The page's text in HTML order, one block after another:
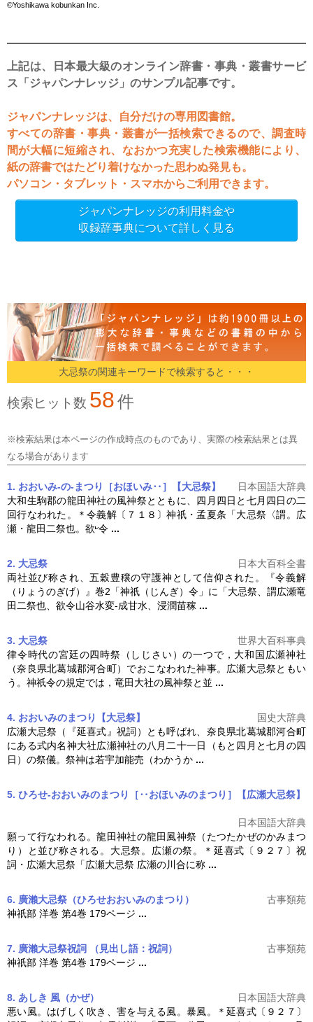
©Yoshikawa kobunkan Inc.
上記は、日本最大級のオンライン辞書・事典・叢書サービ
ス「ジャパンナレッジ」のサンプル記事です。
ジャパンナレッジは、自分だけの専用図書館。
すべての辞書・事典・叢書が一括検索できるので、調査時
間が大幅に短縮され、なおかつ充実した検索機能により、
紙の辞書ではたどり着けなかった思わぬ発見も。
パソコン・タブレット・スマホからご利用できます。
ジャパンナレッジの利用料金や
収録辞事典について詳しく見る
大忌祭の関連キーワードで検索すると・・・
検索ヒット数 58件
※検索結果は本ページの作成時点のものであり、実際の検索結果とは異
なる場合があります
1. おおいみ‐の‐まつり［おほいみ‥］【大忌祭】
日本国語大辞典
大和生駒郡の龍田神社の風神祭とともに、四月四日と七月四日の二
回行なわれた。＊令義解〔７１８〕神祇・孟夏条「大忌祭 〈謂。広
瀬・龍田二祭也。欲 令 ...
2. 大忌祭
日本大百科全書
両社並び称され、五穀豊穣の守護神として信仰された。『令義解
（りょうのぎげ）』巻2「神祇（じんぎ）令」に「大忌祭 、謂広瀬竜
田二祭也、欲令山谷水変‐成甘水、浸潤苗稼 ...
3. 大忌祭
世界大百科事典
律令時代の宮廷の四時祭（しじさい）の一つで，大和国広瀬神社
（奈良県北葛城郡河合町）でおこなわれた神事。広瀬大忌祭ともい
う。神祇令の規定では，竜田大社の風神祭と並 ...
4. おおいみのまつり【大忌祭】
国史大辞典
広瀬大忌祭 （『延喜式』祝詞）とも呼ばれ、奈良県北葛城郡河合町
にある式内名神大社広瀬神社の八月二十一日（もと四月と七月の四
日）の祭儀。祭神は若宇加能売（わかうか ...
5. ひろせ‐おおいみのまつり［‥おほいみのまつり］【広瀬大忌祭】
日本国語大辞典
願って行なわれる。龍田神社の龍田風神祭（たつたかぜのかみまつ
り）と並び称される。 大忌祭。広瀬の祭。＊延喜式〔９２７〕祝
詞・広瀬大忌祭 「広瀬大忌祭 広瀬の川合に称 ...
6. 廣瀨大忌祭 （ひろせおおいみのまつり）
古事類苑
神祇部 洋巻 第4巻 179ページ ...
7. 廣瀨大忌祭祝詞 （見出し語：祝詞）
古事類苑
神祇部 洋巻 第4巻 179ページ ...
8. あしき 風（かぜ）
日本国語大辞典
悪い風。はげしく吹き、害を与える風。暴風。＊延喜式〔９２７〕